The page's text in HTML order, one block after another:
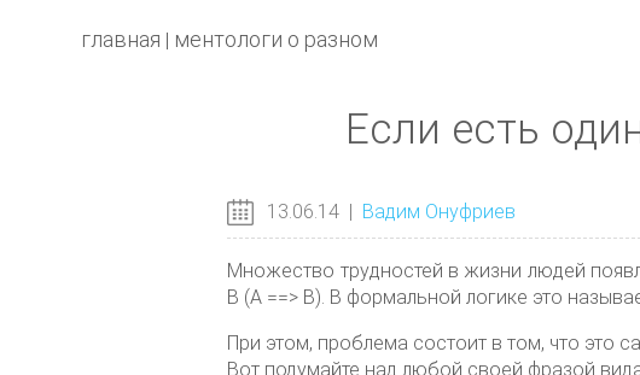
главная | ментологи о разном
Если есть
13.06.14 | Вадим Онуфриев
Множество трудностей в жизни людей
В (A ==> B). В формальной логике это
При этом, проблема состоит в том, что это
Вот подумайте над любой своей фразой вида